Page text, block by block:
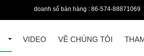
doanh số bán hàng : 86-574-88871069
VIDEO VỀ CHÚNG TÔI